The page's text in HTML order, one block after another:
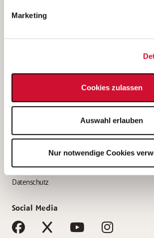
Marketing
Cookies zulassen
Auswahl erlauben
Nur notwendige Cookies
Bewerbung als Altenpflegehelfer*in
Bewerbung als Erzieher*in
AWO Gliederungen nach Bundesland
Impressum
Datenschutz
Social Media